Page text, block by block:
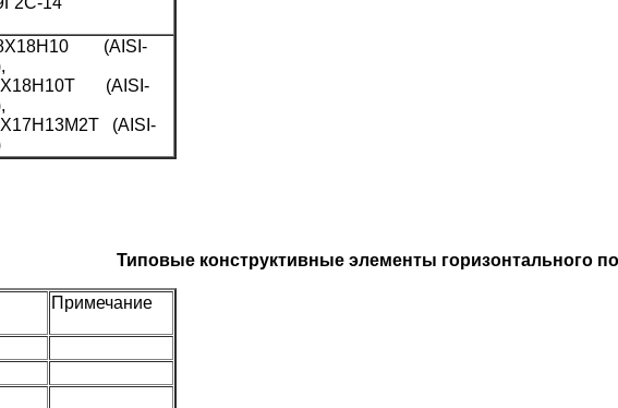
(AISI-
(AISI-
(AISI-
Типовые конструктивные элементы горизонтального
Примечание